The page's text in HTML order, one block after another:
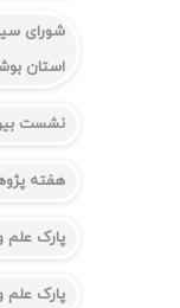
شورای
استان
نشست
هفته
پارک علم
پارک علم